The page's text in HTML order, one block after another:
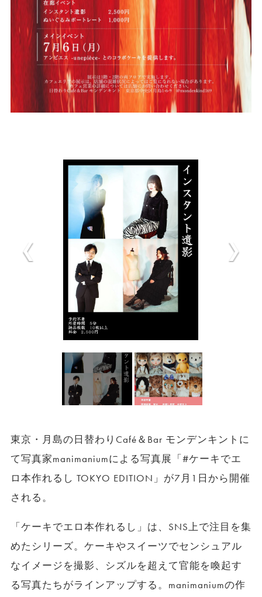
東京・月島の日替わりCafé＆Bar モンデンキントに
て写真家manimaniumによる写真展「#ケーキでエ
ロ本作れるし TOKYO EDITION」が7月1日から開催
される。
「ケーキでエロ本作れるし」は、SNS上で注目を集
めたシリーズ。ケーキやスイーツでセンシュアル
なイメージを撮影、シズルを超えて官能を喚起す
る写真たちがラインアップする。manimaniumの作